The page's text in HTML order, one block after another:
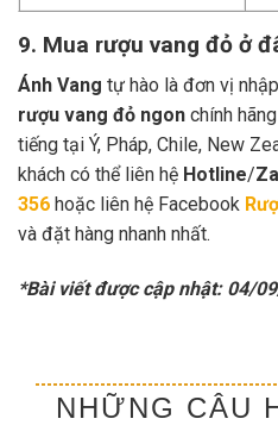
9. Mua rượu vang đỏ ở
Ánh Vang tự hào là đơn vị
rượu vang đỏ ngon chính
tiếng tại Ý, Pháp, Chile, New
khách có thể liên hệ Hotline/
356 hoặc liên hệ Facebook
và đặt hàng nhanh nhất.
*Bài viết được cập nhật: 04/
NHỮNG CÂU